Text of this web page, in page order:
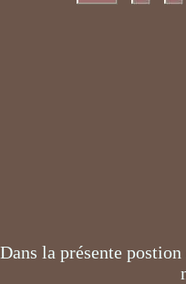
Dans la présente